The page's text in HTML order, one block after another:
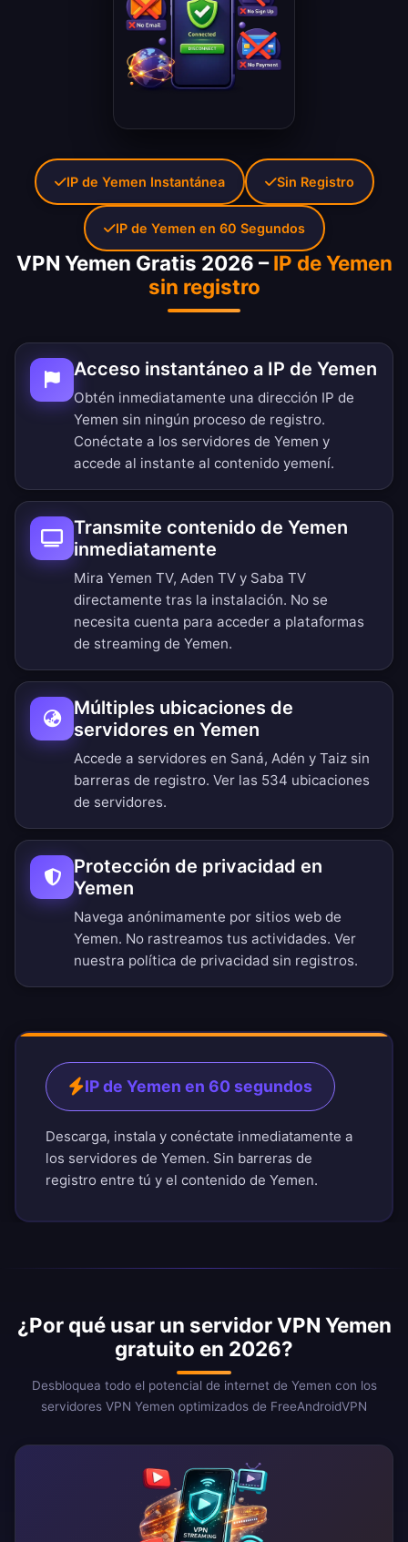
VPN Yemen Gratis 2026 –IP de Yemen
sin registro
Acceso instantáneo a IP de Yemen
Obtén inmediatamente una dirección IP de
Yemen sin ningún proceso de registro.
Conéctate a los servidores de Yemen y
accede al instante al contenido yemení.
Transmite contenido de Yemen
inmediatamente
Mira Yemen TV, Aden TV y Saba TV
directamente tras la instalación. No se
necesita cuenta para acceder a plataformas
de streaming de Yemen.
Múltiples ubicaciones de
servidores en Yemen
Accede a servidores en Saná, Adén y Taiz sin
barreras de registro. Ver las 534 ubicaciones
de servidores.
Protección de privacidad en
Yemen
Navega anónimamente por sitios web de
Yemen. No rastreamos tus actividades. Ver
nuestra política de privacidad sin registros.
IP de Yemen en 60 segundos
Descarga, instala y conéctate inmediatamente a
los servidores de Yemen. Sin barreras de
registro entre tú y el contenido de Yemen.
IP de Yemen Instantánea Sin Registro
IP de Yemen en 60 Segundos
¿Por qué usar un servidor VPN Yemen
gratuito en 2026?
Desbloquea todo el potencial de internet de Yemen con los
servidores VPN Yemen optimizados de FreeAndroidVPN